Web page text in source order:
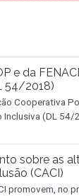
e da
54/2018)
Cooperativa
Inclusiva (DL
sobre as
(CACI)
promovem,